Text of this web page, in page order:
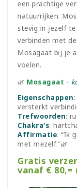
een prachtige
natuurrijken.
stevig in jezelf
verbinden met
Mosagaat bij je
voelen.
🌿 Mosagaat -
Eigenschappen
versterkt
Trefwoorden:
Chakra’s:
Affirmatie: “Ik
met mezelf.”🌿
Gratis
vanaf € 80,=